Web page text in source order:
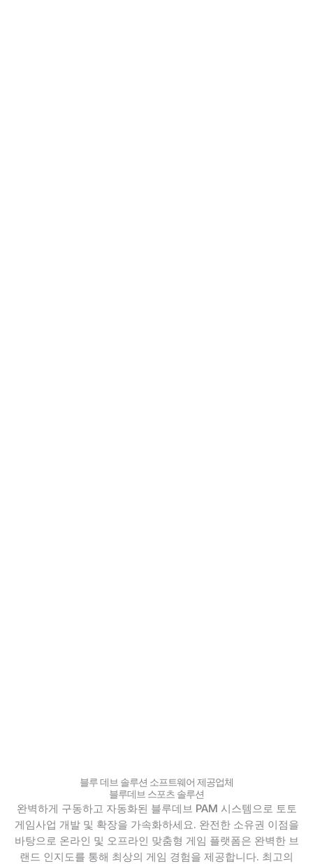
블루 데브 솔루션 소프트웨어 제공업체
블루데브 스포츠 솔루션
완벽하게 구동하고 자동화된 블루데브 PAM 시스템으로 토토
게임사업 개발 및 확장을 가속화하세요. 완전한 소유권 이점을
바탕으로 온라인 및 오프라인 맞춤형 게임 플랫폼은 완벽한 브
랜드 인지도를 통해 최상의 게임 경험을 제공합니다. 최고의